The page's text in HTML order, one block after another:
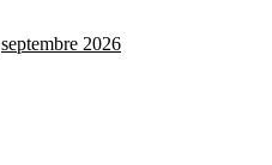
septembre 2026